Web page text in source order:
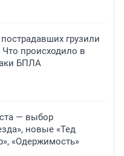
грузили
происходило в
БПЛА
— выбор
новые «Тед
«Одержимость»